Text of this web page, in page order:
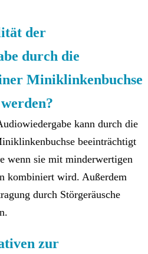
der
durch die
Miniklinkenbuchse
kann durch die
beeinträchtigt
wenn sie mit minderwertigen
kombiniert wird. Außerdem
durch Störgeräusche
zur